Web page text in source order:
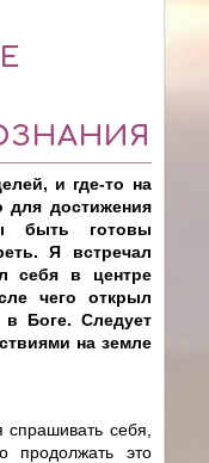
и где-то на
для достижения
быть готовы
Я встречал
себя в центре
чего открыл
Боге. Следует
на земле
себя,
продолжать это